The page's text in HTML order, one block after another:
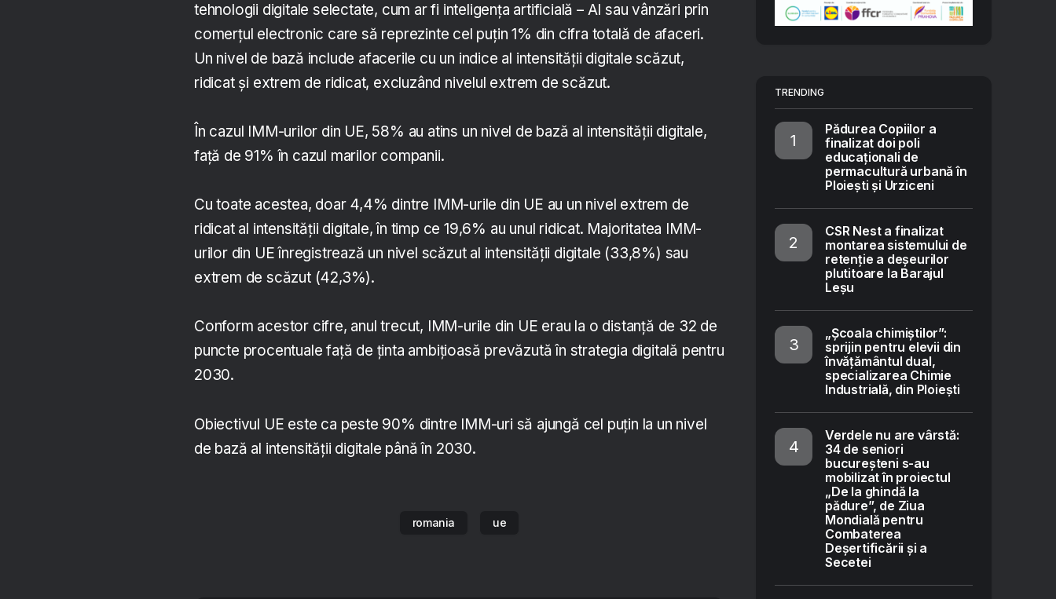
tehnologii digitale selectate, cum ar fi inteligenţa artificială – AI sau vânzări prin
comerţul electronic care să reprezinte cel puţin 1% din cifra totală de afaceri.
Un nivel de bază include afacerile cu un indice al intensităţii digitale scăzut,
ridicat şi extrem de ridicat, excluzând nivelul extrem de scăzut.
În cazul IMM-urilor din UE, 58% au atins un nivel de bază al intensităţii digitale,
faţă de 91% în cazul marilor companii.
Cu toate acestea, doar 4,4% dintre IMM-urile din UE au un nivel extrem de
ridicat al intensităţii digitale, în timp ce 19,6% au unul ridicat. Majoritatea IMM-
urilor din UE înregistrează un nivel scăzut al intensităţii digitale (33,8%) sau
extrem de scăzut (42,3%).
Conform acestor cifre, anul trecut, IMM-urile din UE erau la o distanţă de 32 de
puncte procentuale faţă de ţinta ambiţioasă prevăzută în strategia digitală pentru
2030.
Obiectivul UE este ca peste 90% dintre IMM-uri să ajungă cel puţin la un nivel
de bază al intensităţii digitale până în 2030.
romania ue
TRENDING
Pădurea Copiilor a
finalizat doi poli
educaționali de
permacultură urbană în
Ploiești și Urziceni
CSR Nest a finalizat
montarea sistemului de
retenție a deșeurilor
plutitoare la Barajul
Leșu
„Școala chimiștilor”:
sprijin pentru elevii din
învățământul dual,
specializarea Chimie
Industrială, din Ploiești
Verdele nu are vârstă:
34 de seniori
bucureșteni s-au
mobilizat în proiectul
„De la ghindă la
pădure”, de Ziua
Mondială pentru
Combaterea
Deșertificării și a
Secetei